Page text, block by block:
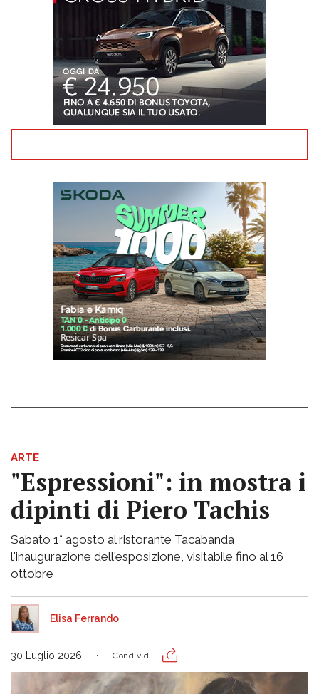
ARTE
"Espressioni": in mostra i
dipinti di Piero Tachis
Sabato 1° agosto al ristorante Tacabanda
l'inaugurazione dell'esposizione, visitabile fino al 16
ottobre
Elisa Ferrando
30 Luglio 2026 Condividi